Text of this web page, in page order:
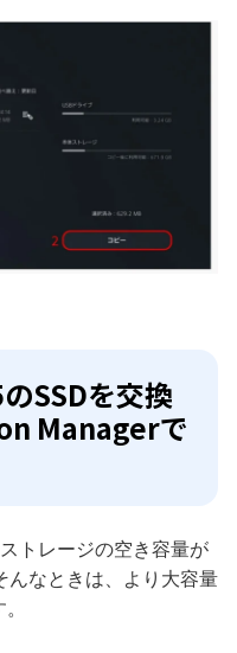
SSDを交換
Managerで
トレージの空き容量が
んなときは、より大容量